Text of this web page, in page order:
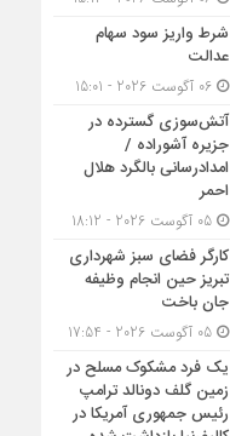
شرط واریز سود سهام
عدالت
06 آگوست 2026 - 15:01
آتش‌سوزی گسترده در
جزیره آشوراده /
امدادرسانی بالگرد هلال
احمر
05 آگوست 2026 - 18:12
کارگر فضای سبز شهرداری
تبریز حین انجام وظیفه
جان باخت
05 آگوست 2026 - 17:54
یک فرد مشکوک مسلح در
زمین گلف دونالد ترامپ
رئیس جمهوری آمریکا در